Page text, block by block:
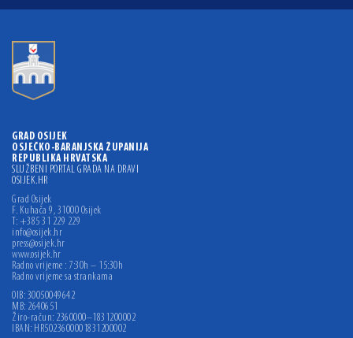
GRAD OSIJEK
OSJEČKO-BARANJSKA ŽUPANIJA
REPUBLIKA HRVATSKA
SLUŽBENI PORTAL GRADA NA DRAVI
OSIJEK.HR
Grad Osijek
F. Kuhača 9, 31000 Osijek
T: +385 31 229 229
info@osijek.hr
press@osijek.hr
www.osijek.hr
Radno vrijeme : 7:30h – 15:30h
Radno vrijeme sa strankama
OIB: 30050049642
MB: 2640651
Žiro-račun: 2360000–1831200002
IBAN: HR5023600001831200002